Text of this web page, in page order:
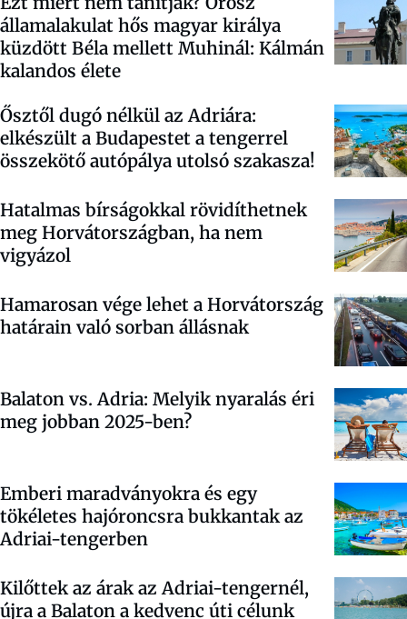
államalakulat hős magyar királya
küzdött Béla mellett Muhinál: Kálmán
kalandos élete
Ősztől dugó nélkül az Adriára:
elkészült a Budapestet a tengerrel
összekötő autópálya utolsó szakasza!
Hatalmas bírságokkal rövidíthetnek
meg Horvátországban, ha nem
vigyázol
Hamarosan vége lehet a Horvátország
határain való sorban állásnak
Balaton vs. Adria: Melyik nyaralás éri
meg jobban 2025-ben?
Emberi maradványokra és egy
tökéletes hajóroncsra bukkantak az
Adriai-tengerben
Kilőttek az árak az Adriai-tengernél,
újra a Balaton a kedvenc úti célunk